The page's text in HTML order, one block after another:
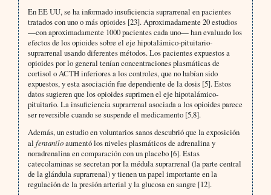
En EE UU, se ha informado insuficiencia suprarrenal en pacientes
tratados con uno o más opioides [23]. Aproximadamente 20 estudios
—con aproximadamente 1000 pacientes cada uno— han evaluado los
efectos de los opioides sobre el eje hipotalámico-pituitario-
suprarrenal usando diferentes métodos. Los pacientes expuestos a
opioides por lo general tenían concentraciones plasmáticas de
cortisol o ACTH inferiores a los controles, que no habían sido
expuestos, y esta asociación fue dependiente de la dosis [5]. Estos
datos sugieren que los opioides suprimen el eje hipotalámico-
pituitario. La insuficiencia suprarrenal asociada a los opioides parece
ser reversible cuando se suspende el medicamento [5,8].
Además, un estudio en voluntarios sanos descubrió que la exposición
al fentaniloaumentó los niveles plasmáticos de adrenalina y
noradrenalina en comparación con un placebo [6]. Estas
catecolaminas se secretan por la médula suprarrenal (la parte central
de la glándula suprarrenal) y tienen un papel importante en la
regulación de la presión arterial y la glucosa en sangre [12].